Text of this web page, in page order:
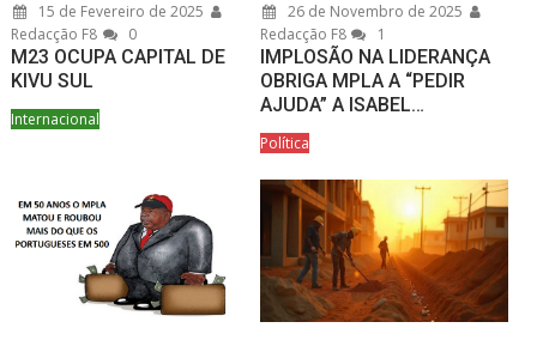
15 de Fevereiro de 2025
Redacção F8
0
M23 OCUPA CAPITAL DE
KIVU SUL
Internacional
26 de Novembro de 2025
Redacção F8
1
IMPLOSÃO NA LIDERANÇA
OBRIGA MPLA A “PEDIR
AJUDA” A ISABEL…
Política